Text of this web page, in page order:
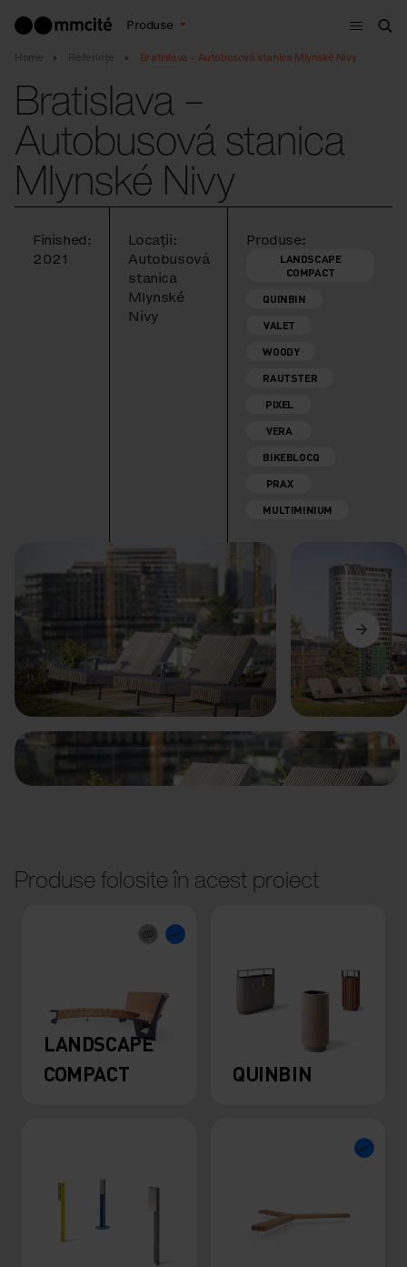
Produse
Meniu
Home Referințe Bratislava – Autobusová stanica Mlynské Nivy
Bratislava –
Autobusová stanica
Mlynské Nivy
Finished:
2021
Locații:
Autobusová
stanica
Mlynské
Nivy
Produse:
LANDSCAPE
COMPACT
QUINBIN
VALET
WOODY
RAUTSTER
PIXEL
VERA
BIKEBLOCQ
PRAX
MULTIMINIUM
Anterior Următorul
Produse folosite în acest proiect
LANDSCAPE
COMPACT
QUINBIN